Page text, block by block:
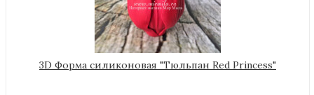
3D Форма силиконовая "Тюльпан Red Princess"